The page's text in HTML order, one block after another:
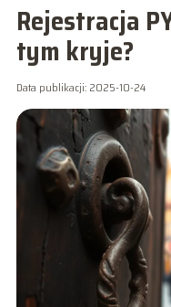
Rejestracja
tym kryje?
Data publikacji: 2025-10-24